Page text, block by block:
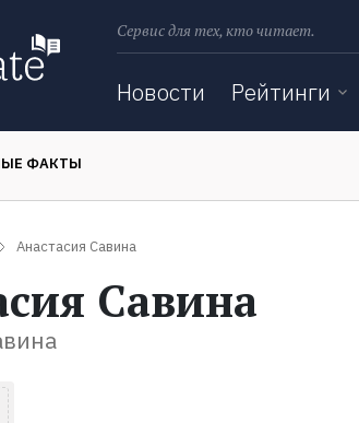
Сервис для тех, кто читает.
Новости Рейтинги
ФАКТЫ
Анастасия Савина
Савина